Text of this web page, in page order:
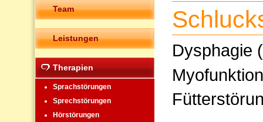
Team
Leistungen
Therapien
Sprachstörungen
Sprechstörungen
Hörstörungen
Dysphagie